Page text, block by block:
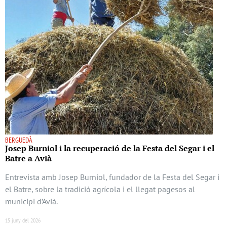
BERGUEDÀ
Josep Burniol i la recuperació de la Festa del Segar i el
Batre a Avià
Entrevista amb Josep Burniol, fundador de la Festa del Segar i
el Batre, sobre la tradició agrícola i el llegat pagesos al
municipi d’Avià.
15 juny del 2026